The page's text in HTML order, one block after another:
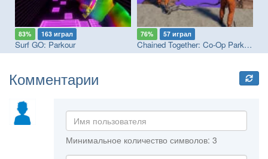
83% 163 играл
Surf GO: Parkour
76% 57 играл
Chained Together: Co-Op Parkour
Комментарии
Минимальное количество символов: 3